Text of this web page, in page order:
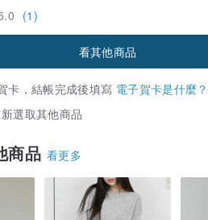
(1)
看其他商品
卡，結帳完成後填寫 電子賀卡是什麼？
選取其他商品
商品 看更多